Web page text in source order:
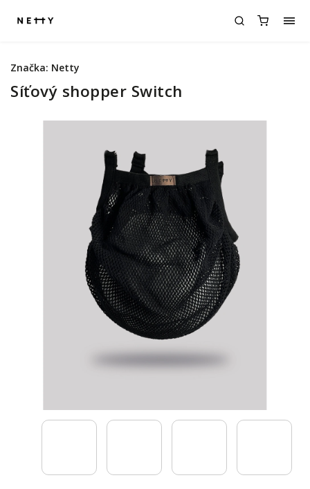
Síťový shopper Switch
Značka: Netty